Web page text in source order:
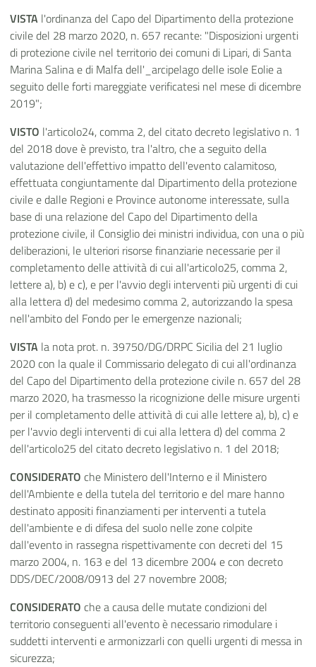
VISTA l'ordinanza del Capo del Dipartimento della protezione
civile del 28 marzo 2020, n. 657 recante: "Disposizioni urgenti
di protezione civile nel territorio dei comuni di Lipari, di Santa
Marina Salina e di Malfa dell'_arcipelago delle isole Eolie a
seguito delle forti mareggiate verificatesi nel mese di dicembre
2019";
VISTO l'articolo24, comma 2, del citato decreto legislativo n. 1
del 2018 dove è previsto, tra l'altro, che a seguito della
valutazione dell'effettivo impatto dell'evento calamitoso,
effettuata congiuntamente dal Dipartimento della protezione
civile e dalle Regioni e Province autonome interessate, sulla
base di una relazione del Capo del Dipartimento della
protezione civile, il Consiglio dei ministri individua, con una o più
deliberazioni, le ulteriori risorse finanziarie necessarie per il
completamento delle attività di cui all'articolo25, comma 2,
lettere a), b) e c), e per l'avvio degli interventi più urgenti di cui
alla lettera d) del medesimo comma 2, autorizzando la spesa
nell'ambito del Fondo per le emergenze nazionali;
VISTA la nota prot. n. 39750/DG/DRPC Sicilia del 21 luglio
2020 con la quale il Commissario delegato di cui all'ordinanza
del Capo del Dipartimento della protezione civile n. 657 del 28
marzo 2020, ha trasmesso la ricognizione delle misure urgenti
per il completamento delle attività di cui alle lettere a), b), c) e
per l'avvio degli interventi di cui alla lettera d) del comma 2
dell'articolo25 del citato decreto legislativo n. 1 del 2018;
CONSIDERATO che Ministero dell'Interno e il Ministero
dell'Ambiente e della tutela del territorio e del mare hanno
destinato appositi finanziamenti per interventi a tutela
dell'ambiente e di difesa del suolo nelle zone colpite
dall'evento in rassegna rispettivamente con decreti del 15
marzo 2004, n. 163 e del 13 dicembre 2004 e con decreto
DDS/DEC/2008/0913 del 27 novembre 2008;
CONSIDERATO che a causa delle mutate condizioni del
territorio conseguenti all'evento è necessario rimodulare i
suddetti interventi e armonizzarli con quelli urgenti di messa in
sicurezza;